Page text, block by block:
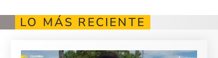
LO MÁS RECIENTE